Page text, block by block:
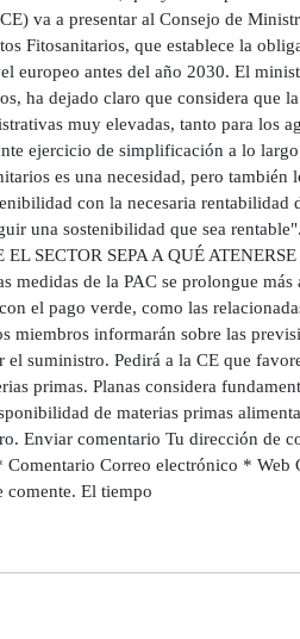
va a presentar al Consejo de
Fitosanitarios, que establece la
europeo antes del año 2030. El
ha dejado claro que considera que
muy elevadas, tanto para los
ejercicio de simplificación a lo
es una necesidad, pero también
con la necesaria rentabilidad
una sostenibilidad que sea rentable".
SECTOR SEPA A QUÉ
de la PAC se prolongue más
el pago verde, como las
miembros informarán sobre las
el suministro. Pedirá a la CE que
primas. Planas considera
de materias primas
Enviar comentario Tu dirección de
Correo electrónico * Web
comente. El tiempo